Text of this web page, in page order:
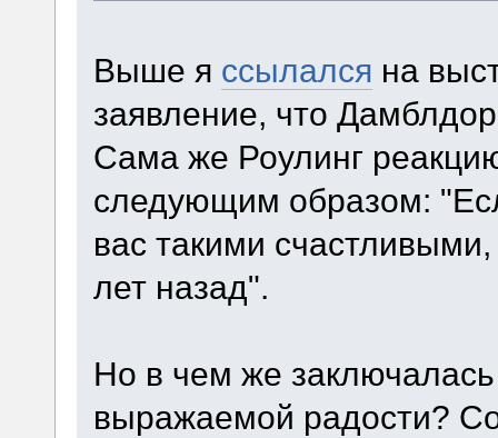
Выше я ссылался на
заявление, что
Сама же Роулинг
следующим образом:
вас такими
лет назад".
Но в чем же
выражаемой радости?